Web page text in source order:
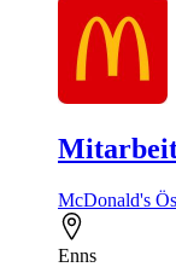
McDonald's
Enns